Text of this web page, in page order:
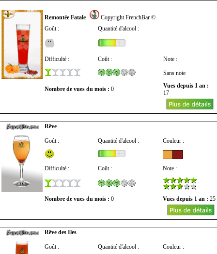
Remontée Fatale
Copyright FrenchBar ©
Goût :
Quantité d'alcool :
Difficulté : Coût : Note :
Sans note
Nombre de vues du mois : 0
Vues depuis 1 an :
17
Rêve
Goût : Quantité d'alcool : Couleur :
Difficulté : Coût : Note :
Nombre de vues du mois : 0 Vues depuis 1 an : 25
Rêve des Iles
Goût : Quantité d'alcool : Couleur :